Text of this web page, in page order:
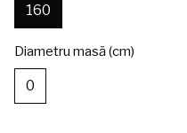
160
Diametru masă (cm)
0